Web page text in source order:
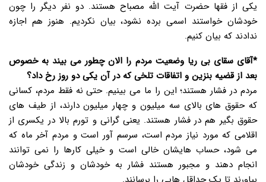
یکی از فقها حضرت آیت الله مصباح هستند. دو نفر دیگر را چون
خودشان خواستند اسمی برده نشود، بیان نکردیم. هنوز هم اجازه
ندادند که بیان کنیم.
*آقای سقای بی ریا وضعیت مردم را الان چطور می بیند به خصوص
بعد از قضیه بنزین و اتفاقات تلخی که در آن یکی دو روز رخ داد؟
مردم در فشار هستند؛ این را ما می بینیم. حتی نه فقط مردم، کسانی
که حقوق های بالای سه میلیون و چهار میلیون دارند، از طیف های
حقوق بگیر هم در فشار هستند. یعنی گرانی و تورم بالا در یکسری از
اقلامی که مورد نیاز مردم است، سرسم آور است و مردم آخر ماه که
می شود، حساب هایشان خالی است و خیلی کارها را نمی توانند
انجام دهند و مجبور هستند فشار به خودشان و زندگی خودشان